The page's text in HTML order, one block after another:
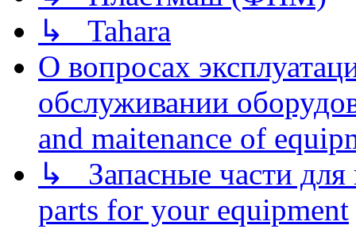
↳ Tahara
О вопросах
обслуживании
and maitenance of
↳ Запасные части для
parts for your equipment